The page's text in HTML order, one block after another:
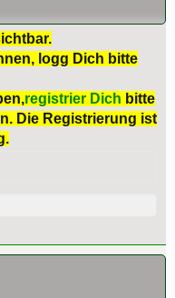
logg Dich bitte
registrier Dich bitte
Die Registrierung ist